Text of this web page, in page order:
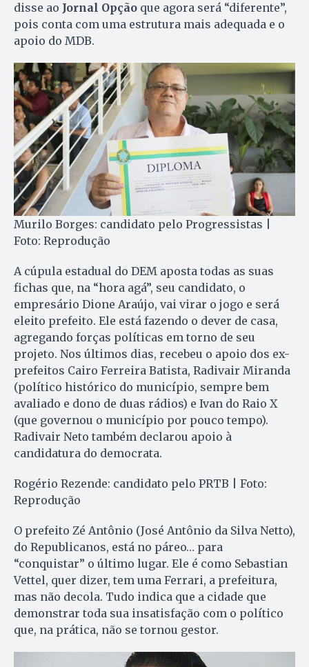
disse ao Jornal Opção que agora será “diferente”,
pois conta com uma estrutura mais adequada e o
apoio do MDB.
Murilo Borges: candidato pelo Progressistas |
Foto: Reprodução
A cúpula estadual do DEM aposta todas as suas
fichas que, na “hora agá”, seu candidato, o
empresário Dione Araújo, vai virar o jogo e será
eleito prefeito. Ele está fazendo o dever de casa,
agregando forças políticas em torno de seu
projeto. Nos últimos dias, recebeu o apoio dos ex-
prefeitos Cairo Ferreira Batista, Radivair Miranda
(político histórico do município, sempre bem
avaliado e dono de duas rádios) e Ivan do Raio X
(que governou o município por pouco tempo).
Radivair Neto também declarou apoio à
candidatura do democrata.
Rogério Rezende: candidato pelo PRTB | Foto:
Reprodução
O prefeito Zé Antônio (José Antônio da Silva Netto),
do Republicanos, está no páreo… para
“conquistar” o último lugar. Ele é como Sebastian
Vettel, quer dizer, tem uma Ferrari, a prefeitura,
mas não decola. Tudo indica que a cidade que
demonstrar toda sua insatisfação com o político
que, na prática, não se tornou gestor.